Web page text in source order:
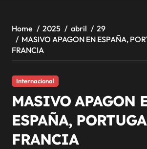
Home 2025 abril
29
MASIVO APAGON EN ESPAÑA,
FRANCIA
Internacional
MASIVO APAGON
ESPAÑA,
FRANCIA